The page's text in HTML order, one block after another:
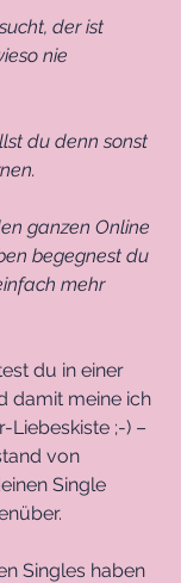
der ist
nie
du denn sonst
ganzen Online
begegnest du
mehr
du in einer
damit meine ich
Liebeskiste ;-) –
von
Single
Singles haben